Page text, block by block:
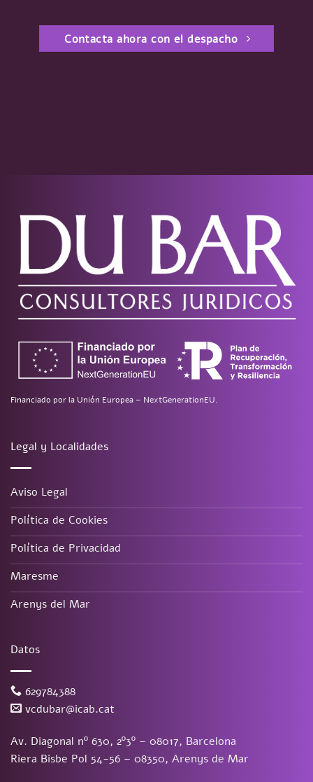
Contacta ahora con el despacho
Financiado por la Unión Europea – NextGenerationEU.
Legal y Localidades
Aviso Legal
Política de Cookies
Política de Privacidad
Maresme
Arenys del Mar
Datos
629784388
vcdubar@icab.cat
Av. Diagonal nº 630, 2º3º – 08017, Barcelona
Riera Bisbe Pol 54-56 – 08350, Arenys de Mar